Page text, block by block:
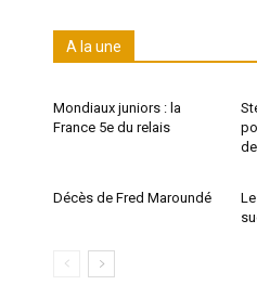
A la une
Mondiaux juniors : la
France 5e du relais
Décès de Fred Maroundé